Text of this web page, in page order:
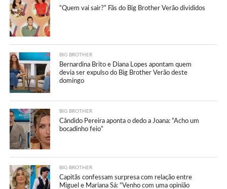
“Quem vai sair?” Fãs do Big Brother Verão divididos
BIG BROTHER
Bernardina Brito e Diana Lopes apontam quem
devia ser expulso do Big Brother Verão deste
domingo
BIG BROTHER
Cândido Pereira aponta o dedo a Joana: “Acho um
bocadinho feio”
BIG BROTHER
Capitãs confessam surpresa com relação entre
Miguel e Mariana Sá: “Venho com uma opinião